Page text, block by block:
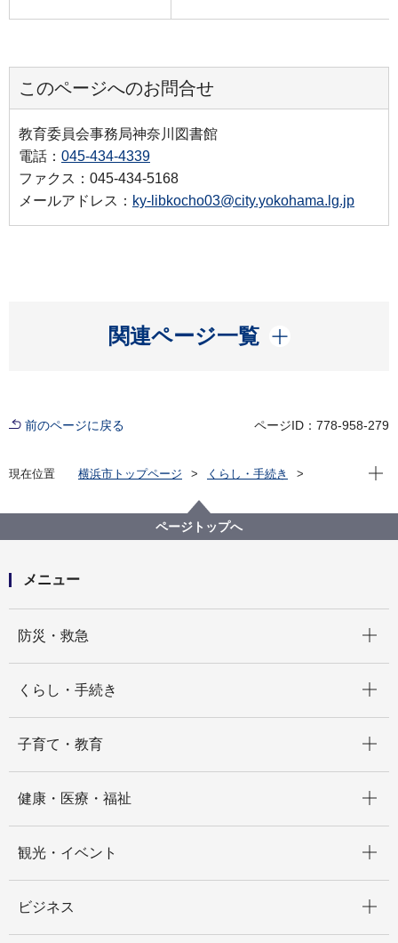
このページへのお問合せ
教育委員会事務局神奈川図書館
電話： 045-434-4339
ファクス：045-434-5168
メールアドレス： ky-libkocho03@city.yokohama.lg.jp
関連ページ一覧
開く
前のページに戻る ページID：778-958-279
現在位置 横浜市トップページ
くらし・手続き
神奈川区デジタルライブラリー
（１）沿岸部エリア
笠䅣稲荷神社 日露戦役記念の碑
現在
ページトップへ
メニュー
防災・救急
くらし・手続き
子育て・教育
健康・医療・福祉
観光・イベント
ビジネス